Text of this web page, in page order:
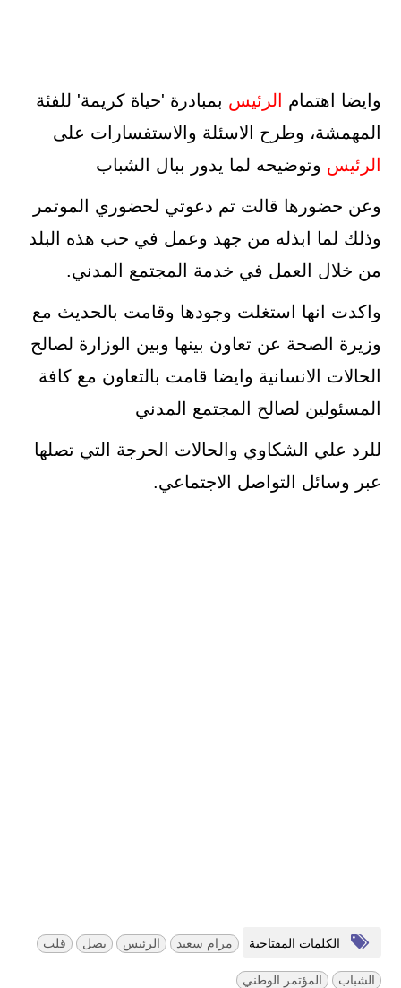
وايضا اهتمام الرئيس بمبادرة 'حياة كريمة' للفئة
المهمشة، وطرح الاسئلة والاستفسارات على
الرئيس وتوضيحه لما يدور ببال الشباب
وعن حضورها قالت تم دعوتي لحضوري الموتمر
وذلك لما ابذله من جهد وعمل في حب هذه البلد
من خلال العمل في خدمة المجتمع المدني.
واكدت انها استغلت وجودها وقامت بالحديث مع
وزيرة الصحة عن تعاون بينها وبين الوزارة لصالح
الحالات الانسانية وايضا قامت بالتعاون مع كافة
المسئولين لصالح المجتمع المدني
للرد علي الشكاوي والحالات الحرجة التي تصلها
عبر وسائل التواصل الاجتماعي.
الكلمات المفتاحية مرام سعيد الرئيس يصل قلب
الشباب المؤتمر الوطني